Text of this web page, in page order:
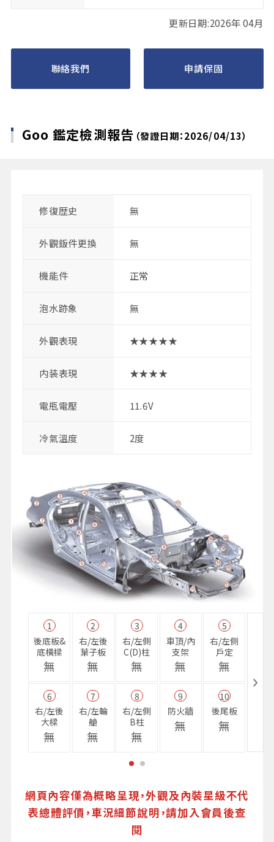
更新日期:2026年 04月
聯絡我們 申請保固
Goo 鑑定檢測報告 （發證日期：2026/04/13）
修復歴史 無
外觀鈑件更換 無
機能件 正常
泡水跡象 無
外觀表現 ★★★★★
内装表現 ★★★★
電瓶電壓 11.6V
冷氣溫度 2度
1
後底板&
底橫樑
無
2
右/左後
葉子板
無
3
右/左側
C(D)柱
無
4
車頂/內
支架
無
5
右/左側
戶定
無
6
右/左後
大樑
無
7
右/左輪
艙
無
8
右/左側
B柱
無
9
防火牆
無
10
後尾板
無
網頁內容僅為概略呈現，外觀及內裝星級不代
表總體評價，車況細節說明，請加入會員後查
閱